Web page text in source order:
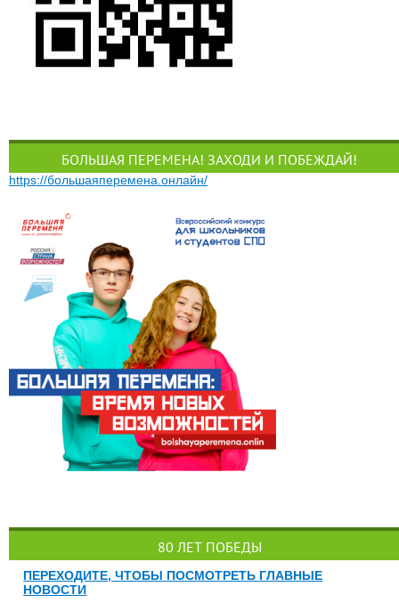
БОЛЬШАЯ ПЕРЕМЕНА! ЗАХОДИ И ПОБЕЖДАЙ!
https://большаяперемена.онлайн/
80 ЛЕТ ПОБЕДЫ
ПЕРЕХОДИТЕ, ЧТОБЫ ПОСМОТРЕТЬ ГЛАВНЫЕ
НОВОСТИ